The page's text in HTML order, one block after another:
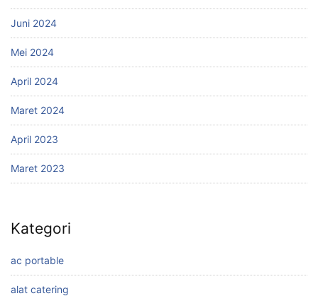
Juni 2024
Mei 2024
April 2024
Maret 2024
April 2023
Maret 2023
Kategori
ac portable
alat catering